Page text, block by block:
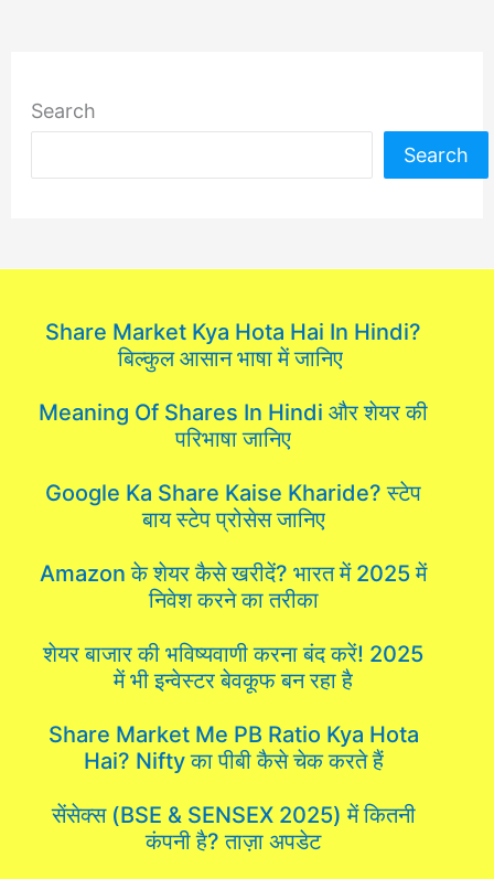
Search
Search
Share Market Kya Hota Hai In Hindi?
बिल्कुल आसान भाषा में जानिए
Meaning Of Shares In Hindi और शेयर की
परिभाषा जानिए
Google Ka Share Kaise Kharide? स्टेप
बाय स्टेप प्रोसेस जानिए
Amazon के शेयर कैसे खरीदें? भारत में 2025 में
निवेश करने का तरीका
शेयर बाजार की भविष्यवाणी करना बंद करें! 2025
में भी इन्वेस्टर बेवकूफ बन रहा है
Share Market Me PB Ratio Kya Hota
Hai? Nifty का पीबी कैसे चेक करते हैं
सेंसेक्स (BSE & SENSEX 2025) में कितनी
कंपनी है? ताज़ा अपडेट